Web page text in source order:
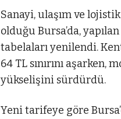
Sanayi, ulaşım ve
olduğu Bursa’da,
tabelaları yenilendi.
64 TL sınırını aşarken,
yükselişini sürdürdü.
Yeni tarifeye göre